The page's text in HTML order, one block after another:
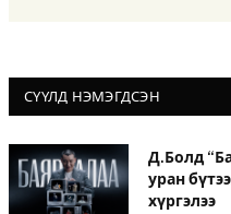
СҮҮЛД НЭМЭГДСЭН
Д.Болд
уран
хүргэлээ